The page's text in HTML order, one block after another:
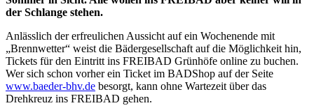
der Schlange stehen.
Anlässlich der erfreulichen Aussicht auf ein Wochenende mit
„Brennwetter“ weist die Bädergesellschaft auf die Möglichkeit hin,
Tickets für den Eintritt ins FREIBAD Grünhöfe online zu buchen.
Wer sich schon vorher ein Ticket im BADShop auf der Seite
www.baeder-bhv.de besorgt, kann ohne Wartezeit über das
Drehkreuz ins FREIBAD gehen.